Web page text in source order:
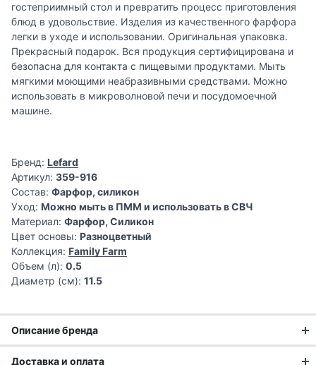
гостеприимный стол и превратить процесс приготовления
блюд в удовольствие. Изделия из качественного фарфора
легки в уходе и использовании. Оригинальная упаковка.
Прекрасный подарок. Вся продукция сертифицирована и
безопасна для контакта с пищевыми продуктами. Мыть
мягкими моющими неабразивными средствами. Можно
использовать в микроволновой печи и посудомоечной
машине.
Бренд: Lefard
Артикул: 359-916
Состав: Фарфор, силикон
Уход: Можно мыть в ПММ и использовать в СВЧ
Материал: Фарфор, Силикон
Цвет основы: Разноцветный
Коллекция: Family Farm
Объем (л): 0.5
Диаметр (см): 11.5
Описание бренда
Доставка и оплата